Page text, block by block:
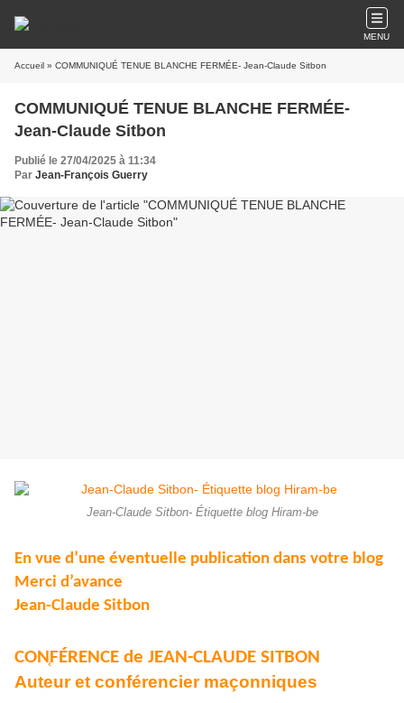
MENU
Accueil » COMMUNIQUÉ TENUE BLANCHE FERMÉE- Jean-Claude Sitbon
COMMUNIQUÉ TENUE BLANCHE FERMÉE-
Jean-Claude Sitbon
Publié le 27/04/2025 à 11:34
Par Jean-François Guerry
Jean-Claude Sitbon- Étiquette blog Hiram-be
En vue d’une éventuelle publication dans votre blog
Merci d’avance
Jean-Claude Sitbon
CON֤FÉRENCE de JEAN-CLAUDE SITBON
Auteur et conférencier maçonniques